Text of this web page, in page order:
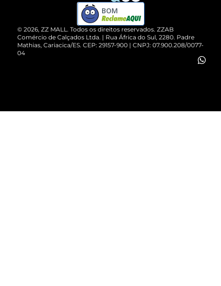
Cartão Presente
Vendas Corporativas
Compre pelo WhatsApp
© 2026, ZZ MALL. Todos os direitos reservados. ZZAB
Comércio de Calçados Ltda. | Rua África do Sul, 2280. Padre
Mathias, Cariacica/ES. CEP: 29157-900 | CNPJ: 07.900.208/0077-
04
BOM